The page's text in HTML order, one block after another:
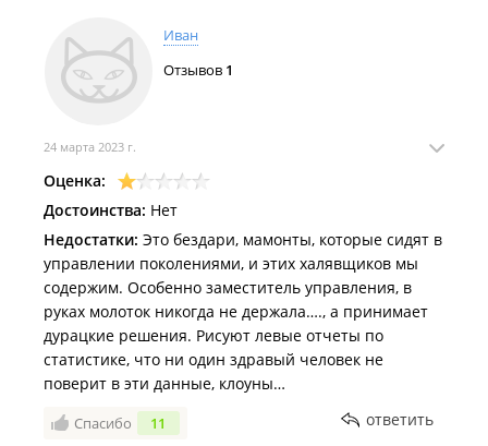
Иван
Отзывов 1
24 марта 2023 г.
Оценка:
Достоинства: Нет
Недостатки: Это бездари, мамонты, которые сидят в
управлении поколениями, и этих халявщиков мы
содержим. Особенно заместитель управления, в
руках молоток никогда не держала…., а принимает
дурацкие решения. Рисуют левые отчеты по
статистике, что ни один здравый человек не
поверит в эти данные, клоуны…
Спасибо 11 ответить